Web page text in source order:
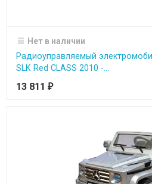
Нет в наличии
Радиоуправляемый
SLK Red CLASS 2010 -...
13 811 ₽